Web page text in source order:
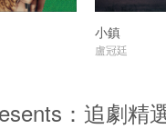
小鎮
盧冠廷
：追劇精